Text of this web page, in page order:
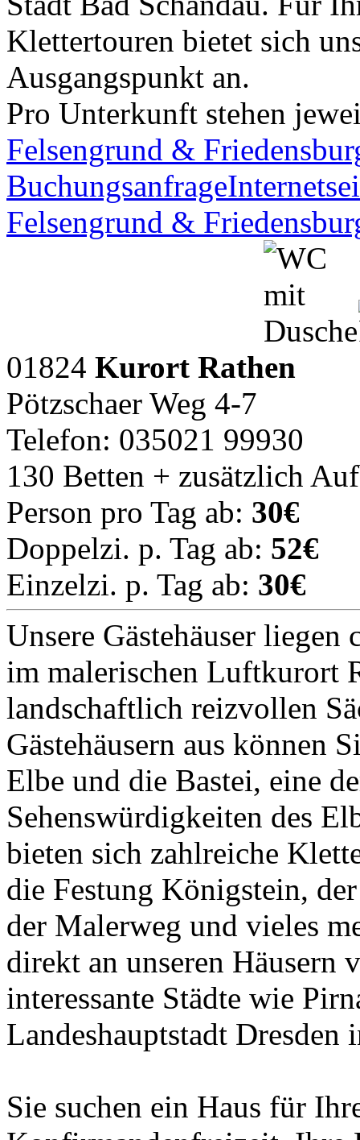
Klettertouren bietet sich
Ausgangspunkt an.
Pro Unterkunft stehen
Felsengrund &
Buchungsanfrage
Felsengrund &
01824 Kurort Rathen
Pötzschaer Weg 4-7
Telefon: 035021 99930
130 Betten + zusätzlich
Person pro Tag ab: 30€
Doppelzi. p. Tag ab: 52€
Einzelzi. p. Tag ab: 30€
Unsere Gästehäuser
im malerischen Luftkurort
landschaftlich reizvollen
Gästehäusern aus können
Elbe und die Bastei, eine
Sehenswürdigkeiten des
bieten sich zahlreiche
die Festung Königstein,
der Malerweg und vieles
direkt an unseren Häusern
interessante Städte wie
Landeshauptstadt Dresden
Sie suchen ein Haus für